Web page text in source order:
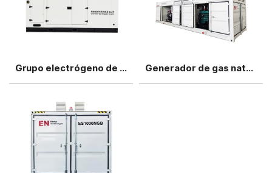
Grupo electrógeno de gas natural Shangchai de 300kw Generador de gas natural Shangchai de 800kw